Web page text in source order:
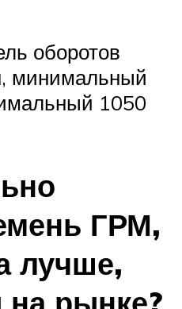
оборотов
минимальный
1050
ГРМ,
лучше,